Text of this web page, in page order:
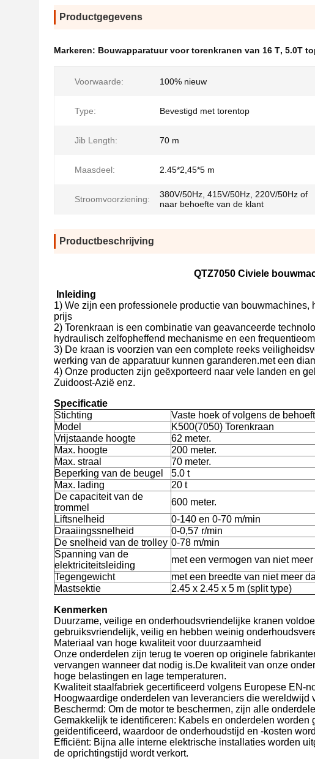
Productgegevens
Markeren: Bouwapparatuur voor torenkranen van 16 T, 5.0T
Voorwaarde: 100% nieuw
Type: Bevestigd met torentop
Jib Length: 70 m
Maasdeel: 2.45*2,45*5 m
Stroomvoorziening:
380V/50Hz, 415V/50Hz, 220V/50Hz of
naar behoefte van de klant
Productbeschrijving
QTZ7050 Civiele
Inleiding
1) We zijn een professionele productie van
prijs
2) Torenkraan is een combinatie van geavanceerde
hydraulisch zelfopheffend mechanisme en een
3) De kraan is voorzien van een complete reeks
werking van de apparatuur kunnen garanderen.met een
4) Onze producten zijn geëxporteerd naar vele landen en
Zuidoost-Azië enz.
Specificatie
Stichting
Vaste hoek of volgens de
Model
K500(7050) Torenkraan
Vrijstaande hoogte
62 meter.
Max. hoogte
200 meter.
Max. straal
70 meter.
Beperking van de beugel
5.0 t
Max. lading
20 t
De capaciteit van de
trommel
600 meter.
Liftsnelheid
0-140 en 0-70 m/min
Draaiingssnelheid
0-0,57 r/min
De snelheid van de trolley 0-78 m/min
Spanning van de
elektriciteitsleiding
met een vermogen van niet
Tegengewicht
met een breedte van niet meer
Mastsektie
2.45 x 2.45 x 5 m (split type)
Kenmerken
Duurzame, veilige en onderhoudsvriendelijke kranen
gebruiksvriendelijk, veilig en hebben weinig
Materiaal van hoge kwaliteit voor duurzaamheid
Onze onderdelen zijn terug te voeren op originele
vervangen wanneer dat nodig is.De kwaliteit van onze
hoge belastingen en lage temperaturen.
Kwaliteit staalfabriek gecertificeerd volgens Europese EN-
Hoogwaardige onderdelen van leveranciers die wereldwijd
Beschermd: Om de motor te beschermen, zijn alle
Gemakkelijk te identificeren: Kabels en onderdelen
geïdentificeerd, waardoor de onderhoudstijd en -kosten
Efficiënt: Bijna alle interne elektrische installaties worden
de oprichtingstijd wordt verkort.